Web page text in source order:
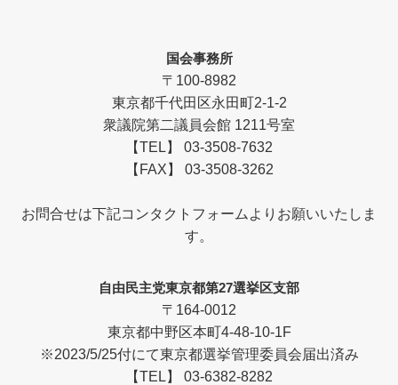
国会事務所
〒100-8982
東京都千代田区永田町2-1-2
衆議院第二議員会館 1211号室
【TEL】 03-3508-7632
【FAX】 03-3508-3262
お問合せは下記コンタクトフォームよりお願いいたしま
す。
自由民主党東京都第27選挙区支部
〒164-0012
東京都中野区本町4-48-10-1F
※2023/5/25付にて東京都選挙管理委員会届出済み
【TEL】 03-6382-8282